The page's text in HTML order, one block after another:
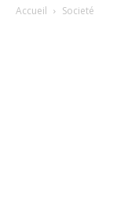
Accueil Societé